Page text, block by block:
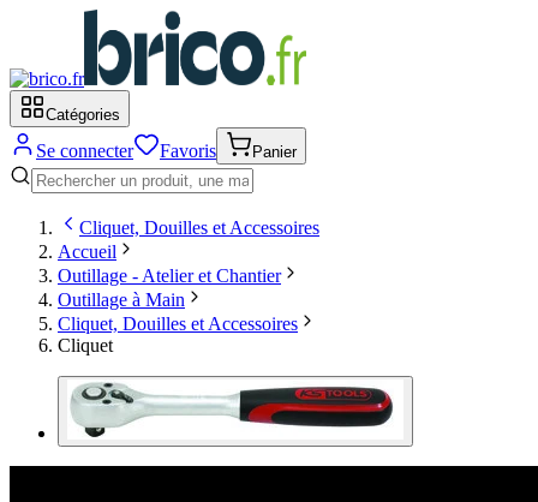
Catégories
Se connecter Favoris Panier
Cliquet, Douilles et Accessoires
Accueil
Outillage - Atelier et Chantier
Outillage à Main
Cliquet, Douilles et Accessoires
Cliquet